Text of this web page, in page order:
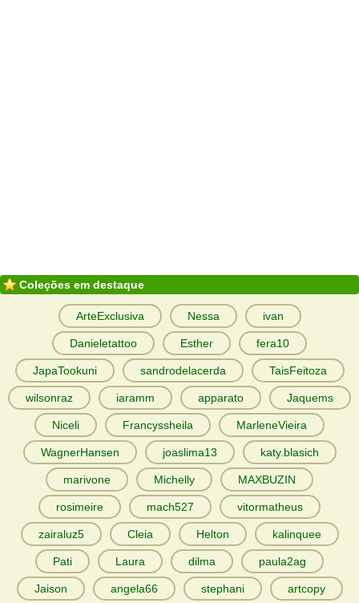
Coleções em destaque
ArteExclusiva Nessa ivan
Danieletattoo Esther fera10
JapaTookuni sandrodelacerda TaisFeitoza
wilsonraz iaramm apparato Jaquems
Niceli Francyssheila MarleneVieira
WagnerHansen joaslima13 katy.blasich
marivone Michelly MAXBUZIN
rosimeire mach527 vitormatheus
zairaluz5 Cleia Helton kalinquee
Pati Laura dilma paula2ag
Jaison angela66 stephani artcopy